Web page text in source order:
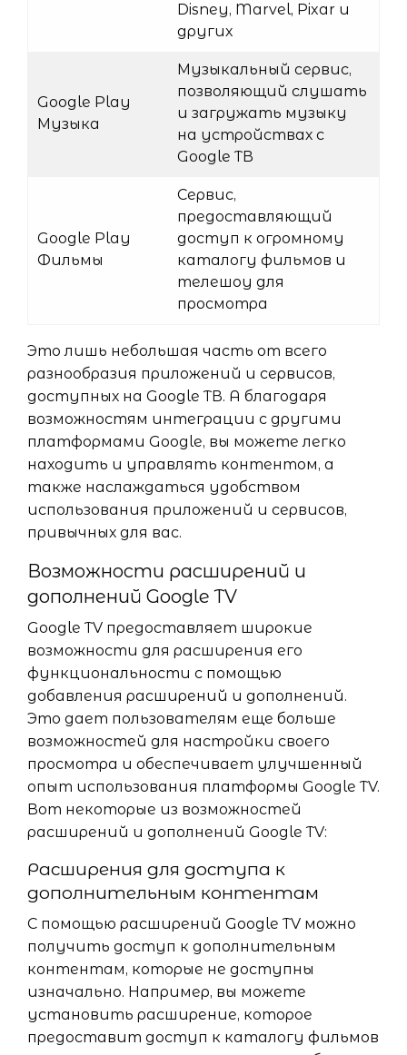
Disney, Marvel, Pixar и
других
Google Play
Музыка
Музыкальный сервис,
позволяющий слушать
и загружать музыку
на устройствах с
Google ТВ
Google Play
Фильмы
Сервис,
предоставляющий
доступ к огромному
каталогу фильмов и
телешоу для
просмотра
Это лишь небольшая часть от всего
разнообразия приложений и сервисов,
доступных на Google ТВ. А благодаря
возможностям интеграции с другими
платформами Google, вы можете легко
находить и управлять контентом, а
также наслаждаться удобством
использования приложений и сервисов,
привычных для вас.
Возможности расширений и
дополнений Google TV
Google TV предоставляет широкие
возможности для расширения его
функциональности с помощью
добавления расширений и дополнений.
Это дает пользователям еще больше
возможностей для настройки своего
просмотра и обеспечивает улучшенный
опыт использования платформы Google TV.
Вот некоторые из возможностей
расширений и дополнений Google TV:
Расширения для доступа к
дополнительным контентам
С помощью расширений Google TV можно
получить доступ к дополнительным
контентам, которые не доступны
изначально. Например, вы можете
установить расширение, которое
предоставит доступ к каталогу фильмов